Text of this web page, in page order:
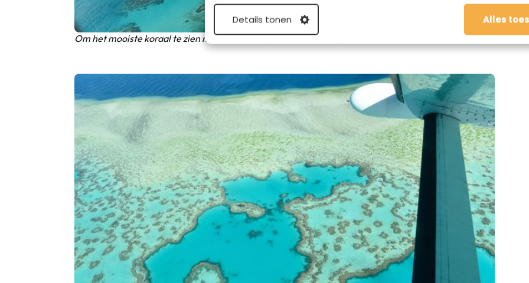
Details tonen Alles
Om het mooiste koraal te zien moet je een eindje uit de kust vliegen